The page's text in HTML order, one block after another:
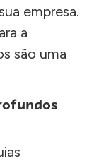
empresa.
a
são uma